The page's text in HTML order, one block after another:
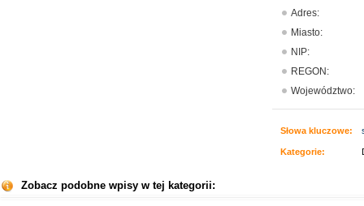
Adres:
Miasto:
NIP:
REGON:
Województwo:
Słowa kluczowe:
Kategorie:
Zobacz podobne wpisy w tej kategorii: